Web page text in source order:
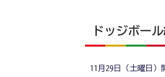
ドッジボー
11月29日（土曜日）